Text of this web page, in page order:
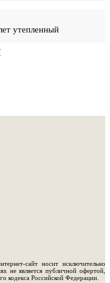
утепленный
сайт носит исключительно
не является публичной офертой,
кодекса Российской Федерации.